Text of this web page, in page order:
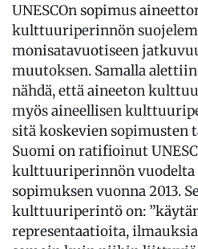
UNESCOn sopimus
kulttuuriperinnön
monisatavuotiseen
muutoksen. Samalla
nähdä, että aineeton
myös aineellisen
sitä koskevien sopimusten
Suomi on ratifioinut
kulttuuriperinnön vuodelta
sopimuksen vuonna 2013.
kulttuuriperintö on:
representaatioita,